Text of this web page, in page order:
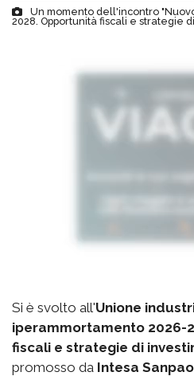
Un momento dell'incontro
2028. Opportunità fiscali e strategie
Si è svolto all'Unione
iperammortamento 2026-
fiscali e strategie di
promosso da Intesa